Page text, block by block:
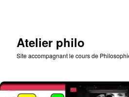
Atelier philo
Site accompagnant le cours de